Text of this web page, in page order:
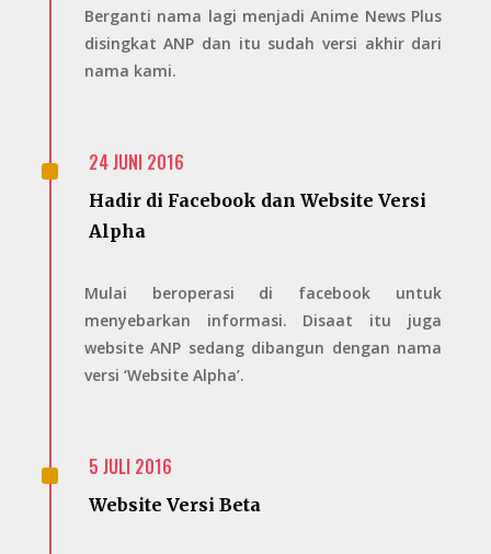
Berganti nama lagi menjadi Anime News Plus
disingkat ANP dan itu sudah versi akhir dari
nama kami.
^ 24 JUNI 2016
Hadir di Facebook dan Website Versi
Alpha
Mulai beroperasi di facebook untuk
menyebarkan informasi. Disaat itu juga
website ANP sedang dibangun dengan nama
versi ‘Website Alpha’.
^ 5 JULI 2016
Website Versi Beta